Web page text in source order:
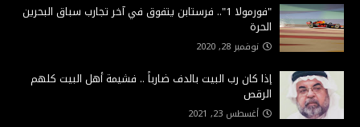
"فورمولا 1".. فرستابن يتفوق في آخر تجارب سباق البحرين
الحرة
نوفمبر 28, 2020
إذا كان رب البيت بالدف ضارباً .. فشيمة أهل البيت كلهم
الرقص
أغسطس 23, 2021